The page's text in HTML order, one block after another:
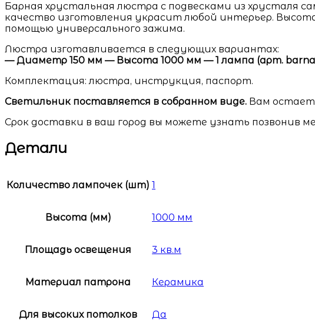
Барная хрустальная люстра с подвесками из хрусталя
качество изготовления украсит любой интерьер.
помощью универсального зажима.
Люстра изготавливается в следующих вариантах:
— Диаметр 150 мм — Высота 1000 мм — 1 лампа (арт.
Комплектация: люстра, инструкция, паспорт.
Светильник поставляется в собранном виде. Вам
Срок доставки в ваш город вы можете узнать позвонив
Детали
Количество лампочек (шт) 1
Высота (мм) 1000 мм
Площадь освещения 3 кв.м
Материал патрона Керамика
Для высоких потолков Да